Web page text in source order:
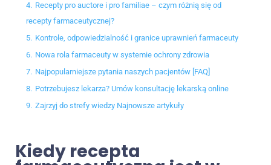
4. Recepty pro auctore i pro familiae – czym różnią się od
recepty farmaceutycznej?
5. Kontrole, odpowiedzialność i granice uprawnień farmaceuty
6. Nowa rola farmaceuty w systemie ochrony zdrowia
7. Najpopularniejsze pytania naszych pacjentów [FAQ]
8. Potrzebujesz lekarza? Umów konsultację lekarską online
9. Zajrzyj do strefy wiedzy Najnowsze artykuły
Kiedy recepta